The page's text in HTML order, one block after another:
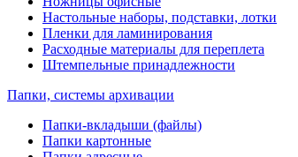
Настольные наборы, подставки, лотки
Пленки для ламинирования
Расходные материалы для переплета
Штемпельные принадлежности
Папки, системы архивации
Папки-вкладыши (файлы)
Папки картонные